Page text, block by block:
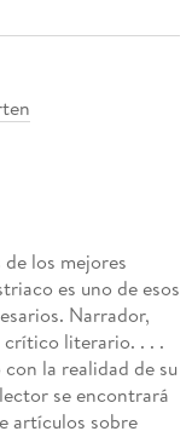
los mejores
es uno de esos
Narrador,
crítico literario. . . .
la realidad de su
se encontrará
artículos sobre